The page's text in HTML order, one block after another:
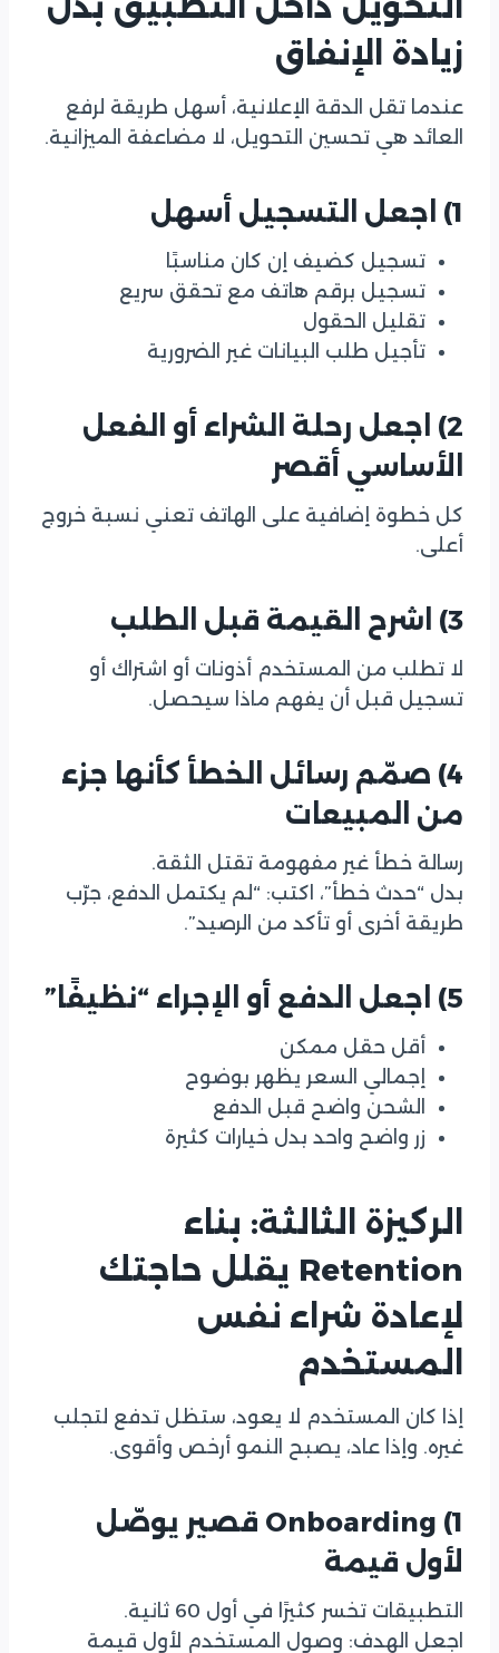
زيادة الإنفاق
عندما تقل الدقة الإعلانية، أسهل طريقة لرفع
العائد هي تحسين التحويل، لا مضاعفة الميزانية.
1) اجعل التسجيل أسهل
تسجيل كضيف إن كان مناسبًا
تسجيل برقم هاتف مع تحقق سريع
تقليل الحقول
تأجيل طلب البيانات غير الضرورية
2) اجعل رحلة الشراء أو الفعل
الأساسي أقصر
كل خطوة إضافية على الهاتف تعني نسبة خروج
أعلى.
3) اشرح القيمة قبل الطلب
لا تطلب من المستخدم أذونات أو اشتراك أو
تسجيل قبل أن يفهم ماذا سيحصل.
4) صمّم رسائل الخطأ كأنها جزء
من المبيعات
رسالة خطأ غير مفهومة تقتل الثقة.
بدل “حدث خطأ”، اكتب: “لم يكتمل الدفع، جرّب
طريقة أخرى أو تأكد من الرصيد”.
5) اجعل الدفع أو الإجراء “نظيفًا”
أقل حقل ممكن
إجمالي السعر يظهر بوضوح
الشحن واضح قبل الدفع
زر واضح واحد بدل خيارات كثيرة
الركيزة الثالثة: بناء
Retention يقلل حاجتك
لإعادة شراء نفس
المستخدم
إذا كان المستخدم لا يعود، ستظل تدفع لتجلب
غيره. وإذا عاد، يصبح النمو أرخص وأقوى.
1) Onboarding قصير يوصّل
لأول قيمة
التطبيقات تخسر كثيرًا في أول 60 ثانية.
اجعل الهدف: وصول المستخدم لأول قيمة